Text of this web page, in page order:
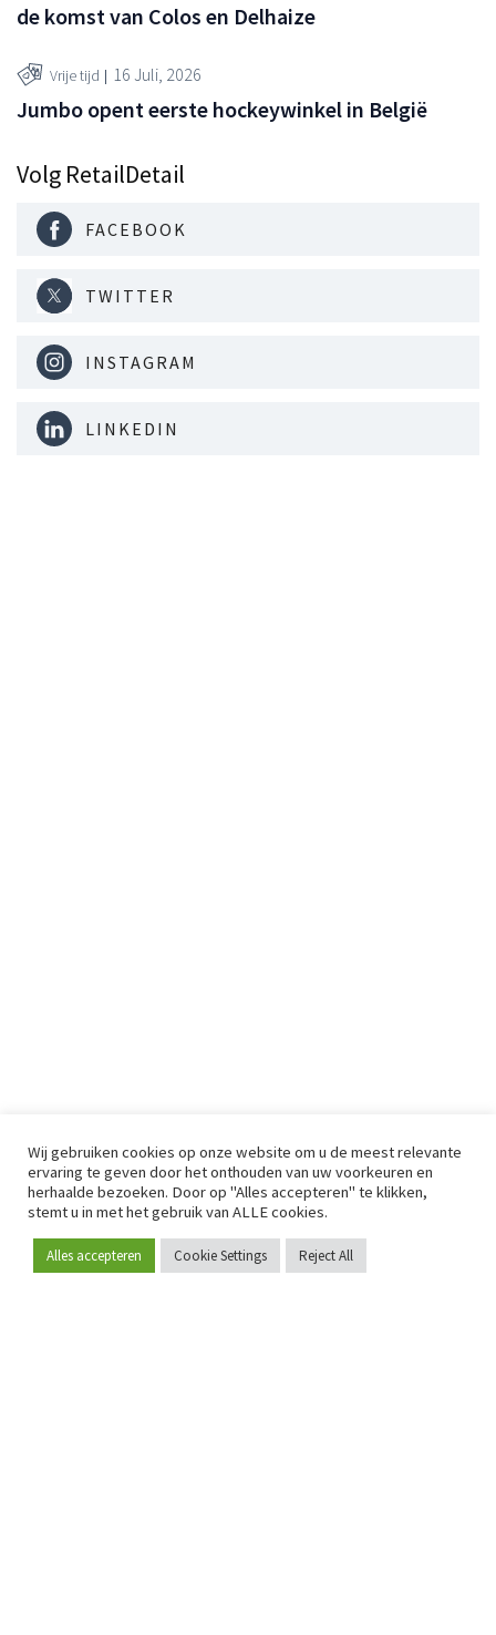
Word lid
de komst van Colos en Delhaize
Vrije tijd 16 Juli, 2026
Jumbo opent eerste hockeywinkel in België
Volg RetailDetail
FACEBOOK
TWITTER
INSTAGRAM
LINKEDIN
Wij gebruiken cookies op onze website om u de meest relevante
ervaring te geven door het onthouden van uw voorkeuren en
herhaalde bezoeken. Door op "Alles accepteren" te klikken,
stemt u in met het gebruik van ALLE cookies.
Alles accepteren Cookie Settings Reject All